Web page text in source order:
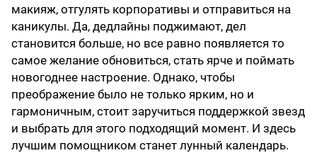
макияж, отгулять корпоративы и отправиться на
каникулы. Да, дедлайны поджимают, дел
становится больше, но все равно появляется то
самое желание обновиться, стать ярче и поймать
новогоднее настроение. Однако, чтобы
преображение было не только ярким, но и
гармоничным, стоит заручиться поддержкой звезд
и выбрать для этого подходящий момент. И здесь
лучшим помощником станет лунный календарь.